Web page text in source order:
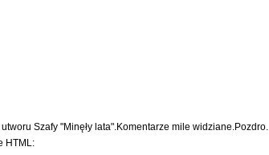
Szafy "Minęły lata".Komentarze mile widziane.Pozdro.
HTML: